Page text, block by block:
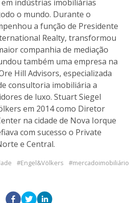
indústrias imobiliárias
o mundo. Durante o
a função de Presidente
Realty, transformou
companhia de mediação
também uma empresa na
Hill Advisors, especializada
consultoria imobiliária a
de luxo. Stuart Siegel
em 2014 como Diretor
na cidade de Nova Iorque
com sucesso o Private
e Central.
Engel&Völkers mercadoimobiliário